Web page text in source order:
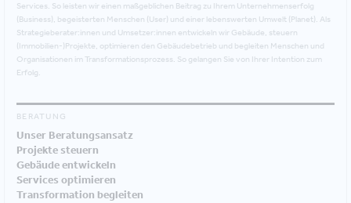
Services. So leisten wir einen maßgeblichen Beitrag zu Ihrem Unternehmenserfolg
(Business), begeisterten Menschen (User) und einer lebenswerten Umwelt (Planet). Als
Strategieberater:innen und Umsetzer:innen entwickeln wir Gebäude, steuern
(Immobilien-)Projekte, optimieren den Gebäudebetrieb und begleiten Menschen und
Organisationen im Transformationsprozess. So gelangen Sie von Ihrer Intention zum
Erfolg.
BERATUNG
Unser Beratungsansatz
Projekte steuern
Gebäude entwickeln
Services optimieren
Transformation begleiten